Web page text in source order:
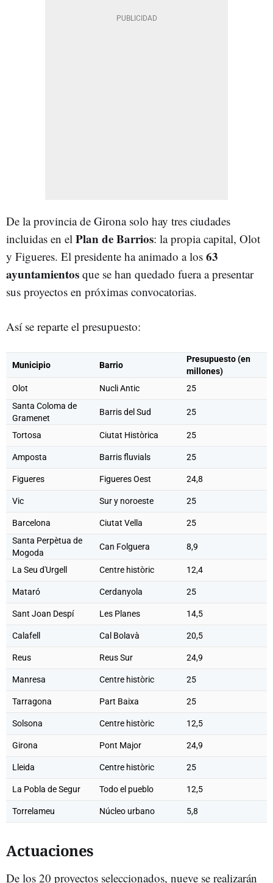
De la provincia de Girona solo hay tres ciudades
incluidas en el Plan de Barrios: la propia capital, Olot
y Figueres. El presidente ha animado a los 63
ayuntamientos que se han quedado fuera a presentar
sus proyectos en próximas convocatorias.
Así se reparte el presupuesto:
Municipio Barrio
Presupuesto (en
millones)
Olot
Nucli Antic
25
Santa Coloma de
Gramenet
Barris del Sud 25
Tortosa Ciutat Històrica 25
Amposta Barris fluvials 25
Figueres Figueres Oest 24,8
Vic Sur y noroeste 25
Barcelona Ciutat Vella
25
Santa Perpètua de
Mogoda
Can Folguera 8,9
La Seu d'Urgell Centre històric 12,4
Mataró Cerdanyola 25
Sant Joan Despí Les Planes 14,5
Calafell Cal Bolavà 20,5
Reus Reus Sur 24,9
Manresa Centre històric 25
Tarragona Part Baixa 25
Solsona Centre històric 12,5
Girona Pont Major 24,9
Lleida Centre històric 25
La Pobla de Segur Todo el pueblo 12,5
Torrelameu Núcleo urbano 5,8
Actuaciones
De los 20 proyectos seleccionados, nueve se realizarán